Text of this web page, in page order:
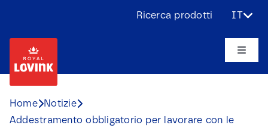
content
Ricerca prodotti IT
Toggle
Prodotti
Home Notizie
Addestramento obbligatorio per lavorare con le